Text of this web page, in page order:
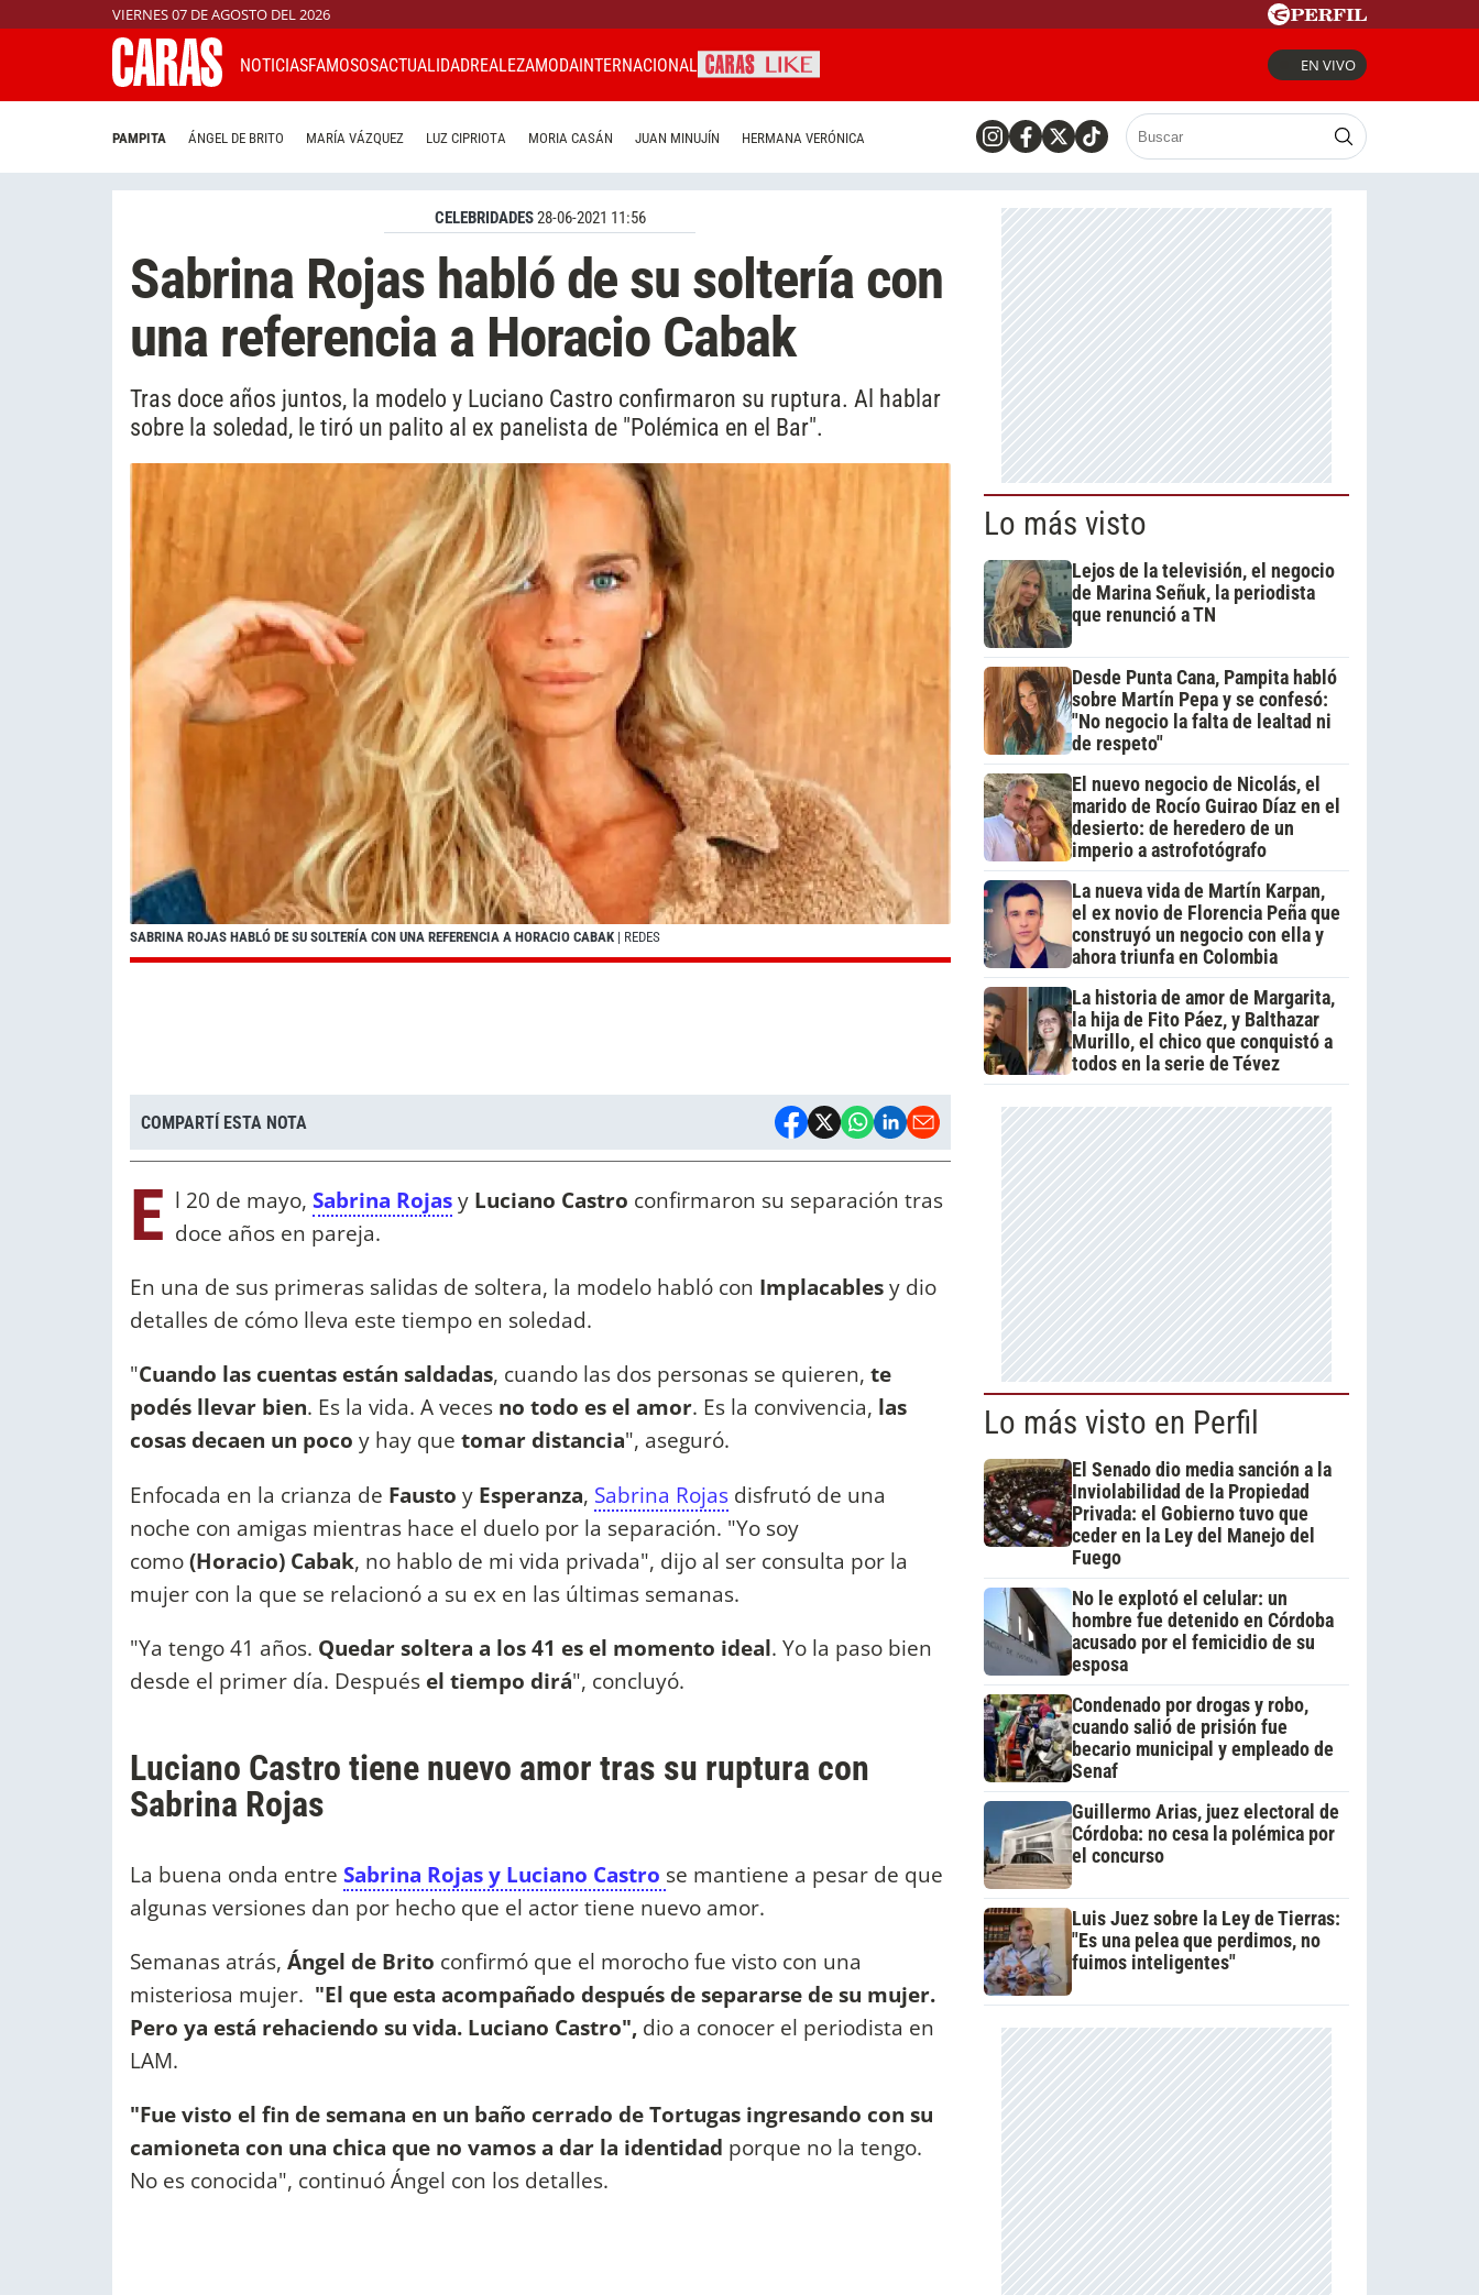
VIERNES 07 DE AGOSTO DEL 2026
NOTICIASFAMOSOSACTUALIDADREALEZAMODAINTERNACIONAL EN VIVO
PAMPITA ÁNGEL DE BRITO MARÍA VÁZQUEZ LUZ CIPRIOTA MORIA CASÁN JUAN MINUJÍN HERMANA VERÓNICA
CELEBRIDADES28-06-2021 11:56
Sabrina Rojas habló de su soltería con
una referencia a Horacio Cabak
Tras doce años juntos, la modelo y Luciano Castro confirmaron su ruptura. Al hablar
sobre la soledad, le tiró un palito al ex panelista de "Polémica en el Bar".
SABRINA ROJAS HABLÓ DE SU SOLTERÍA CON UNA REFERENCIA A HORACIO CABAK | REDES
COMPARTÍ ESTA NOTA
E l 20 de mayo, Sabrina Rojasy Luciano Castro confirmaron su separación tras
doce años en pareja.
En una de sus primeras salidas de soltera, la modelo habló con Implacablesy dio
detalles de cómo lleva este tiempo en soledad.
"Cuando las cuentas están saldadas, cuando las dos personas se quieren, te
podés llevar bien. Es la vida. A veces no todo es el amor. Es la convivencia, las
cosas decaen un poco y hay que tomar distancia", aseguró.
Enfocada en la crianza de Fausto y Esperanza, Sabrina Rojas disfrutó de una
noche con amigas mientras hace el duelo por la separación. "Yo soy
como(Horacio) Cabak, no hablo de mi vida privada", dijo al ser consulta por la
mujer con la que se relacionó a su ex en las últimas semanas.
"Ya tengo 41 años. Quedar soltera a los 41 es el momento ideal. Yo la paso bien
desde el primer día. Después el tiempo dirá", concluyó.
Luciano Castro tiene nuevo amor tras su ruptura con
Sabrina Rojas
La buena onda entre Sabrina Rojas y Luciano Castro se mantiene a pesar de que
algunas versiones dan por hecho que el actor tiene nuevo amor.
Semanas atrás, Ángel de Brito confirmó que el morocho fue visto con una
misteriosa mujer. "El que esta acompañado después de separarse de su mujer.
Pero ya está rehaciendo su vida. Luciano Castro", dio a conocer el periodista en
LAM.
"Fue visto el fin de semana en un baño cerrado de Tortugas ingresando con su
camioneta con una chica que no vamos a dar la identidad porque no la tengo.
No es conocida", continuó Ángel con los detalles.
Lo más visto
Lejos de la televisión, el negocio
de Marina Señuk, la periodista
que renunció a TN
Desde Punta Cana, Pampita habló
sobre Martín Pepa y se confesó:
"No negocio la falta de lealtad ni
de respeto"
El nuevo negocio de Nicolás, el
marido de Rocío Guirao Díaz en el
desierto: de heredero de un
imperio a astrofotógrafo
La nueva vida de Martín Karpan,
el ex novio de Florencia Peña que
construyó un negocio con ella y
ahora triunfa en Colombia
La historia de amor de Margarita,
la hija de Fito Páez, y Balthazar
Murillo, el chico que conquistó a
todos en la serie de Tévez
Lo más visto en Perfil
El Senado dio media sanción a la
Inviolabilidad de la Propiedad
Privada: el Gobierno tuvo que
ceder en la Ley del Manejo del
Fuego
No le explotó el celular: un
hombre fue detenido en Córdoba
acusado por el femicidio de su
esposa
Condenado por drogas y robo,
cuando salió de prisión fue
becario municipal y empleado de
Senaf
Guillermo Arias, juez electoral de
Córdoba: no cesa la polémica por
el concurso
Luis Juez sobre la Ley de Tierras:
"Es una pelea que perdimos, no
fuimos inteligentes"